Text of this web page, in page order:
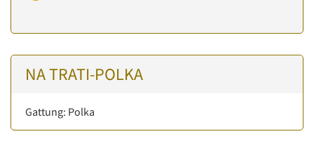
NA TRATI-POLKA
Gattung: Polka